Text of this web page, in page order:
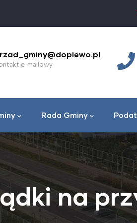
e-mailowy
Rada Gminy
na